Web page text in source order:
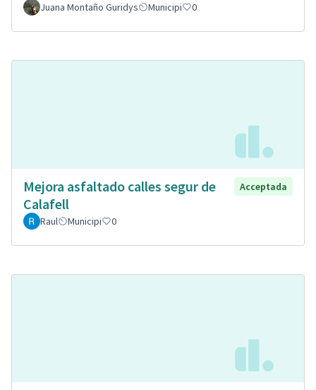
Juana Montaño Guridys Municipi 0
Mejora asfaltado calles segur de
Calafell
Acceptada
Raul Municipi 0